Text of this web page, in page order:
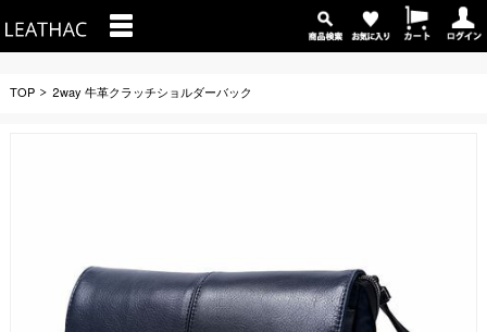
TOP 2way 牛革クラッチショルダーバック